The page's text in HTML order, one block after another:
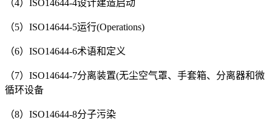
（4）ISO14644-4设计建造启动
（5）ISO14644-5运行(Operations)
（6）ISO14644-6术语和定义
（7）ISO14644-7分离装置(无尘空气罩、手套箱、分离器和微
循环设备
（8）ISO14644-8分子污染